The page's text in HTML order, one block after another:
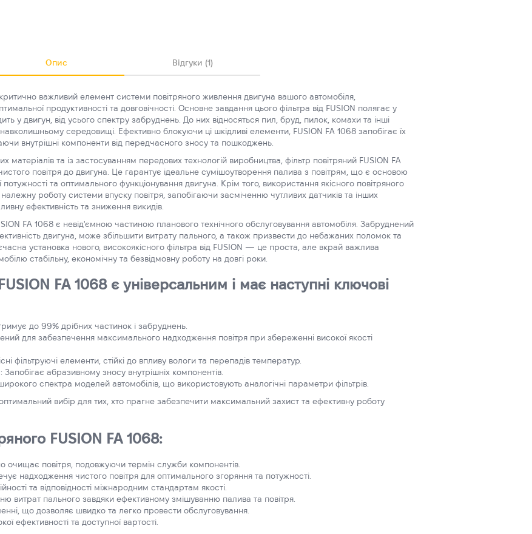
Опис Відгуки (1)
важливий елемент системи повітряного живлення двигуна вашого автомобіля,
продуктивності та довговічності. Основне завдання цього фільтра від FUSION полягає у
у двигун, від усього спектру забруднень. До них відносяться пил, бруд, пилок, комахи та інші
середовищі. Ефективно блокуючи ці шкідливі елементи, FUSION FA 1068 запобігає їх
внутрішні компоненти від передчасного зносу та пошкоджень.
матеріалів та із застосуванням передових технологій виробництва, фільтр повітряний FUSION FA
повітря до двигуна. Це гарантує ідеальне сумішоутворення палива з повітрям, що є основою
та оптимального функціонування двигуна. Крім того, використання якісного повітряного
роботу системи впуску повітря, запобігаючи засміченню чутливих датчиків та інших
ефективність та зниження викидів.
FA 1068 є невід'ємною частиною планового технічного обслуговування автомобіля. Забруднений
двигуна, може збільшити витрату пального, а також призвести до небажаних поломок та
установка нового, високоякісного фільтра від FUSION — це проста, але вкрай важлива
стабільну, економічну та безвідмовну роботу на довгі роки.
FA 1068 є універсальним і має наступні ключові
до 99% дрібних частинок і забруднень.
для забезпечення максимального надходження повітря при збереженні високої якості
фільтруючі елементи, стійкі до впливу вологи та перепадів температур.
абразивному зносу внутрішніх компонентів.
спектра моделей автомобілів, що використовують аналогічні параметри фільтрів.
вибір для тих, хто прагне забезпечити максимальний захист та ефективну роботу
FUSION FA 1068:
очищає повітря, подовжуючи термін служби компонентів.
надходження чистого повітря для оптимального згоряння та потужності.
та відповідності міжнародним стандартам якості.
витрат пального завдяки ефективному змішуванню палива та повітря.
що дозволяє швидко та легко провести обслуговування.
ефективності та доступної вартості.